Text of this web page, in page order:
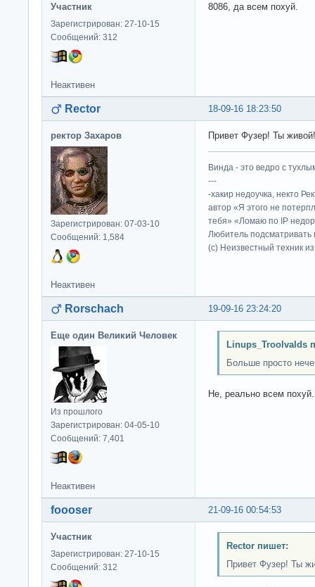
Участник
Зарегистрирован: 27-10-15
Сообщений: 312
8086, да всем похуй.
Неактивен
18-09-16 18:23:50
Rector
ректор Захаров
Зарегистрирован: 07-03-10
Сообщений: 1,584
Привет Фузер! Ты
Винда - это ведро с
---
-хакир недоучка, некто
автор «Я этого не
тебя» «Ломаю по IP
Любитель подсматривать
(c) Неизвестный техник
Неактивен
19-09-16 23:24:20
Rorschach
Еще один Великий Человек
Из прошлого
Зарегистрирован: 04-05-10
Сообщений: 7,401
Linups_Troolvalds
Больше просто
Не, реально всем
Неактивен
21-09-16 00:54:53
foooser
Участник
Зарегистрирован: 27-10-15
Сообщений: 312
Rector пишет:
Привет Фузер! Ты